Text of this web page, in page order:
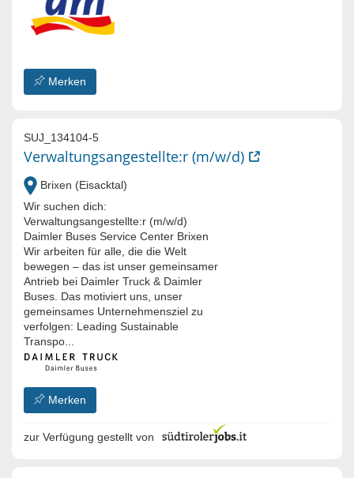
Merken
SUJ_134104-5
Verwaltungsangestellte:r (m/w/d)
Brixen (Eisacktal)
Wir suchen dich:
Verwaltungsangestellte:r (m/w/d)
Daimler Buses Service Center Brixen
Wir arbeiten für alle, die die Welt
bewegen – das ist unser gemeinsamer
Antrieb bei Daimler Truck & Daimler
Buses. Das motiviert uns, unser
gemeinsames Unternehmensziel zu
verfolgen: Leading Sustainable
Transpo...
Merken
zur Verfügung gestellt von